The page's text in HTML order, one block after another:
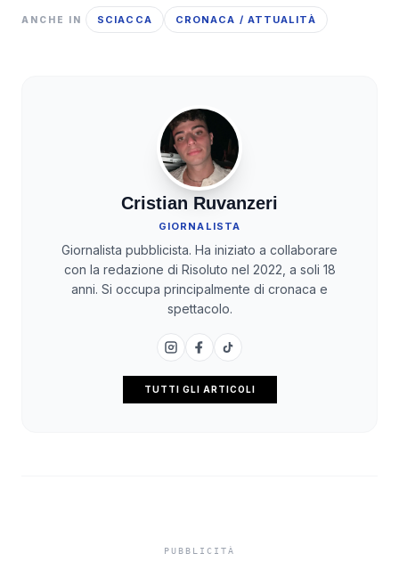
ANCHE IN SCIACCA CRONACA / ATTUALITÀ
Cristian Ruvanzeri
GIORNALISTA
Giornalista pubblicista. Ha iniziato a collaborare
con la redazione di Risoluto nel 2022, a soli 18
anni. Si occupa principalmente di cronaca e
spettacolo.
TUTTI GLI ARTICOLI